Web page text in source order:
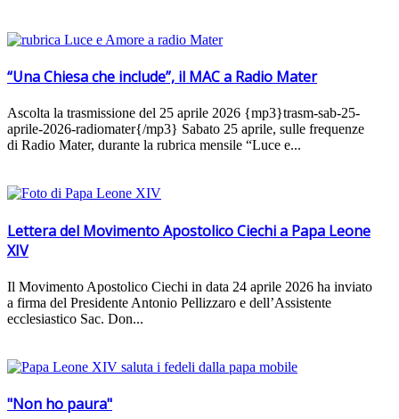
“Una Chiesa che include”, il MAC a Radio Mater
Ascolta la trasmissione del 25 aprile 2026 {mp3}trasm-sab-25-
aprile-2026-radiomater{/mp3} Sabato 25 aprile, sulle frequenze
di Radio Mater, durante la rubrica mensile “Luce e...
Lettera del Movimento Apostolico Ciechi a Papa Leone
XIV
Il Movimento Apostolico Ciechi in data 24 aprile 2026 ha inviato
a firma del Presidente Antonio Pellizzaro e dell’Assistente
ecclesiastico Sac. Don...
"Non ho paura"